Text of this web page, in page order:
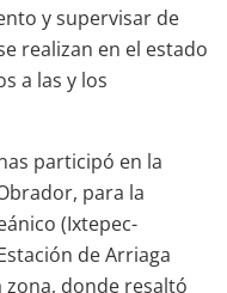
y supervisar de
realizan en el estado
a las y los
participó en la
para la
(Ixtepec-
de Arriaga
donde resaltó